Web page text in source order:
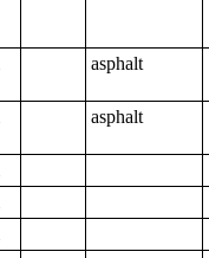
asphalt
asphalt